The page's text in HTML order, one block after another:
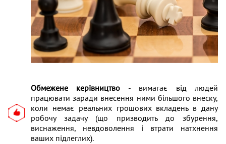
Обмежене керівництво - вимагає від людей
працювати заради внесення ними більшого внеску,
коли немає реальних грошових вкладень в дану
робочу задачу (що призводить до збурення,
виснаження, невдоволення і втрати натхнення
ваших підлеглих).